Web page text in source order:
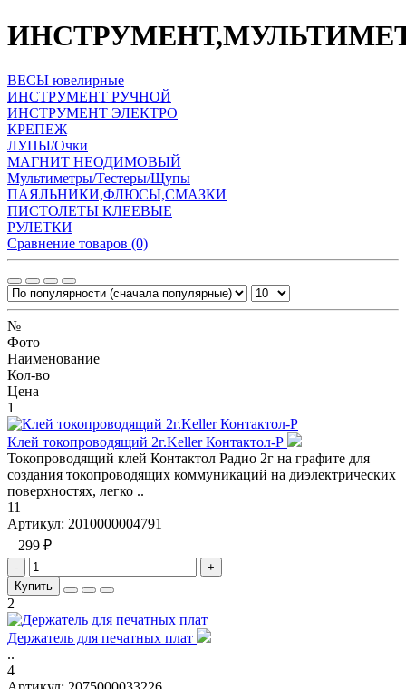
ВЕСЫ ювелирные
ИНСТРУМЕНТ РУЧНОЙ
ИНСТРУМЕНТ ЭЛЕКТРО
КРЕПЕЖ
ЛУПЫ/Очки
МАГНИТ НЕОДИМОВЫЙ
Мультиметры/Тестеры/Щупы
ПАЯЛЬНИКИ,ФЛЮСЫ,СМАЗКИ
ПИСТОЛЕТЫ КЛЕЕВЫЕ
РУЛЕТКИ
Сравнение товаров (0)
№
Фото
Наименование
Кол-во
Цена
1
Клей токопроводящий 2г.Keller Контактол-Р
Токопроводящий клей Контактол Радио 2г на графите для
создания токопроводящих коммуникаций на диэлектрических
поверхностях, легко ..
11
Артикул: 2010000004791
299 ₽
-
+
Купить
2
Держатель для печатных плат
..
4